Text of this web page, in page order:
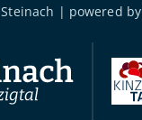
| powered by